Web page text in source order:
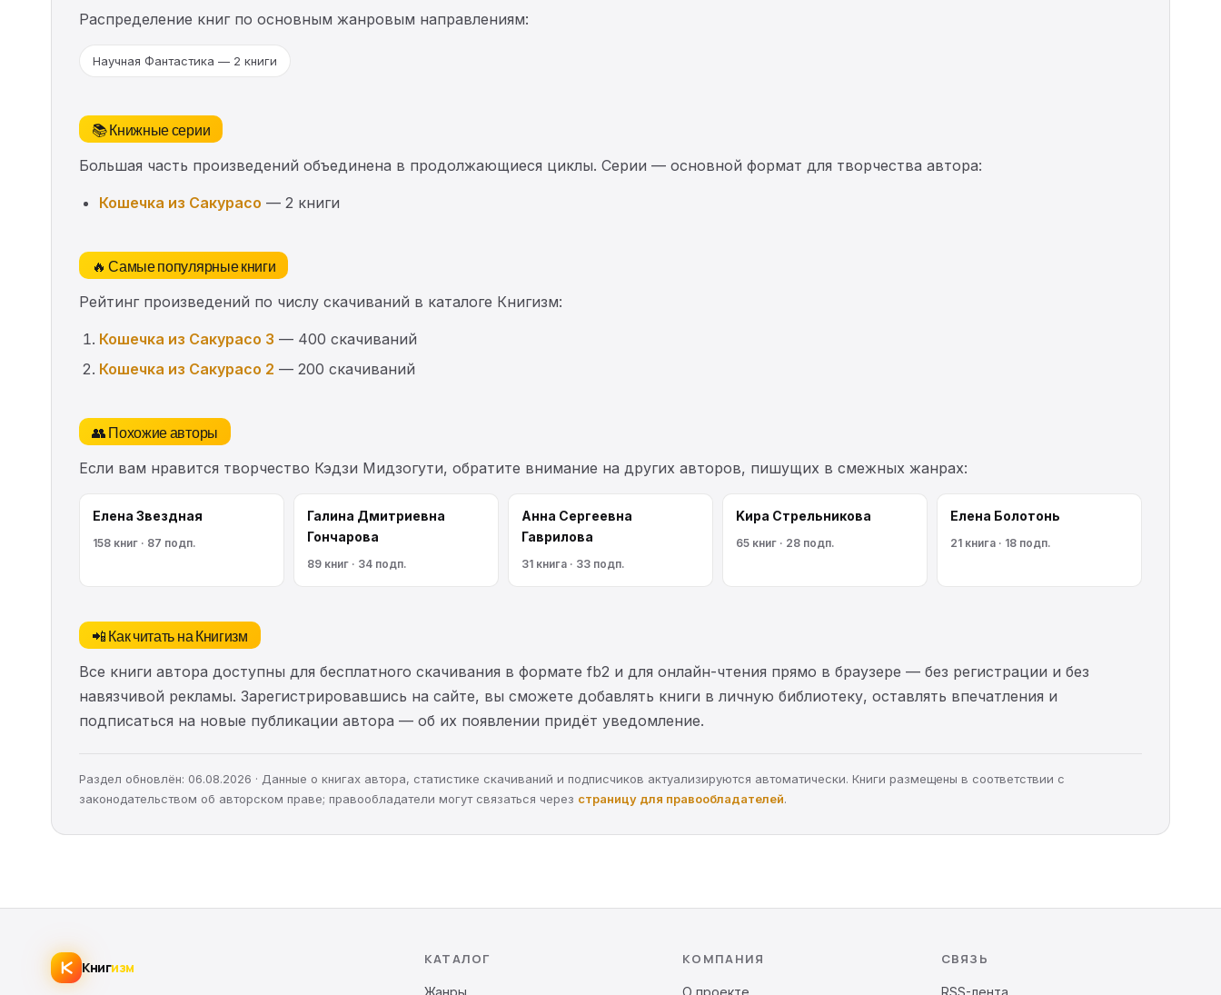
Распределение книг по основным жанровым направлениям:
Научная Фантастика — 2 книги
📚 Книжные серии
Большая часть произведений объединена в продолжающиеся циклы. Серии — основной формат для творчества автора:
Кошечка из Сакурасо — 2 книги
🔥 Самые популярные книги
Рейтинг произведений по числу скачиваний в каталоге Книгизм:
Кошечка из Сакурасо 3 — 400 скачиваний
Кошечка из Сакурасо 2 — 200 скачиваний
👥 Похожие авторы
Если вам нравится творчество Кэдзи Мидзогути, обратите внимание на других авторов, пишущих в смежных жанрах:
Елена Звездная
158 книг · 87 подп.
Галина Дмитриевна
Гончарова
89 книг · 34 подп.
Анна Сергеевна
Гаврилова
31 книга · 33 подп.
Kирa Cтрeльникoва
65 книг · 28 подп.
Елена Болотонь
21 книга · 18 подп.
📲 Как читать на Книгизм
Все книги автора доступны для бесплатного скачивания в формате fb2 и для онлайн-чтения прямо в браузере — без регистрации и без
навязчивой рекламы. Зарегистрировавшись на сайте, вы сможете добавлять книги в личную библиотеку, оставлять впечатления и
подписаться на новые публикации автора — об их появлении придёт уведомление.
Раздел обновлён: 06.08.2026 · Данные о книгах автора, статистике скачиваний и подписчиков актуализируются автоматически. Книги размещены в соответствии с
законодательством об авторском праве; правообладатели могут связаться через страницу для правообладателей.
Книгизм
КАТАЛОГ КОМПАНИЯ СВЯЗЬ